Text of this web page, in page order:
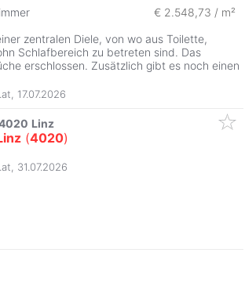
€ 2.548,73 / m²
zentralen Diele, von wo aus Toilette,
Schlafbereich zu betreten sind. Das
erschlossen. Zusätzlich gibt es noch einen
17.07.2026
Linz
(4020)
, 31.07.2026